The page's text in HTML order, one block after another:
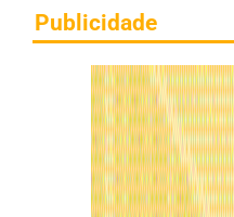
Publicidade